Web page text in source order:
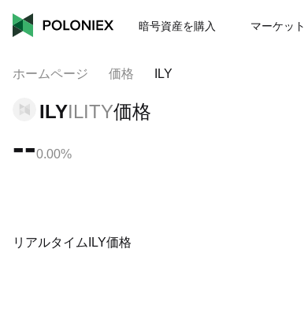
暗号資産を購入 マーケット
ホームページ 価格 ILY
ILYILITY価格
--0.00%
リアルタイムILY価格